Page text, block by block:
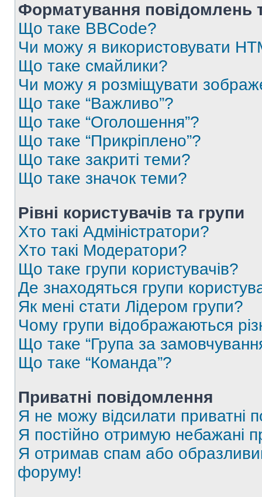
Форматування повідомлень
Що таке BBCode?
Чи можу я використовувати
Що таке смайлики?
Чи можу я розміщувати
Що таке “Важливо”?
Що таке “Оголошення”?
Що таке “Прикріплено”?
Що таке закриті теми?
Що таке значок теми?
Рівні користувачів та групи
Хто такі Адміністратори?
Хто такі Модератори?
Що таке групи користувачів?
Де знаходяться групи
Як мені стати Лідером групи?
Чому групи відображаються
Що таке “Група за
Що таке “Команда”?
Приватні повідомлення
Я не можу відсилати приватні
Я постійно отримую небажані
Я отримав спам або
форуму!